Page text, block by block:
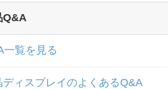
Q&A
一覧を見る
ディスプレイのよくあるQ&A